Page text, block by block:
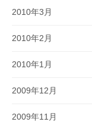
2010年3月
2010年2月
2010年1月
2009年12月
2009年11月